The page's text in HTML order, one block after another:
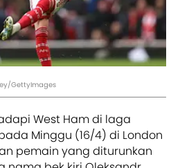
GettyImages
West Ham di laga
Minggu (16/4) di London
pemain yang diturunkan